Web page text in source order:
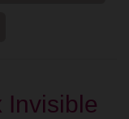
Invisible